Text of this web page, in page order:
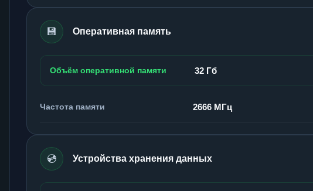
💾 Оперативная память
Объём оперативной памяти 32 Гб
Частота памяти 2666 МГц
💿 Устройства хранения данных